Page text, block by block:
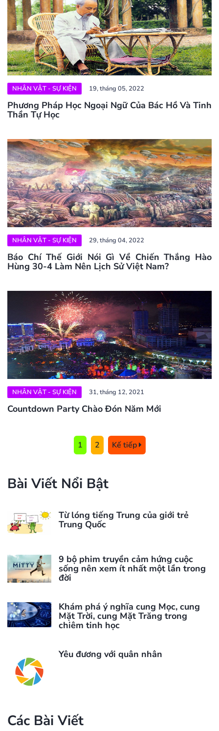
NHÂN VẬT - SỰ KIỆN 19, tháng 05, 2022
Phương Pháp Học Ngoại Ngữ Của Bác Hồ Và Tinh
Thần Tự Học
NHÂN VẬT - SỰ KIỆN 29, tháng 04, 2022
Báo Chí Thế Giới Nói Gì Về Chiến Thắng Hào
Hùng 30-4 Làm Nên Lịch Sử Việt Nam?
NHÂN VẬT - SỰ KIỆN 31, tháng 12, 2021
Countdown Party Chào Đón Năm Mới
1 2 Kế tiếp
Bài Viết Nổi Bật
Từ lóng tiếng Trung của giới trẻ
Trung Quốc
9 bộ phim truyền cảm hứng cuộc
sống nên xem ít nhất một lần trong
đời
Khám phá ý nghĩa cung Mọc, cung
Mặt Trời, cung Mặt Trăng trong
chiêm tinh học
Yêu đương với quân nhân
Các Bài Viết